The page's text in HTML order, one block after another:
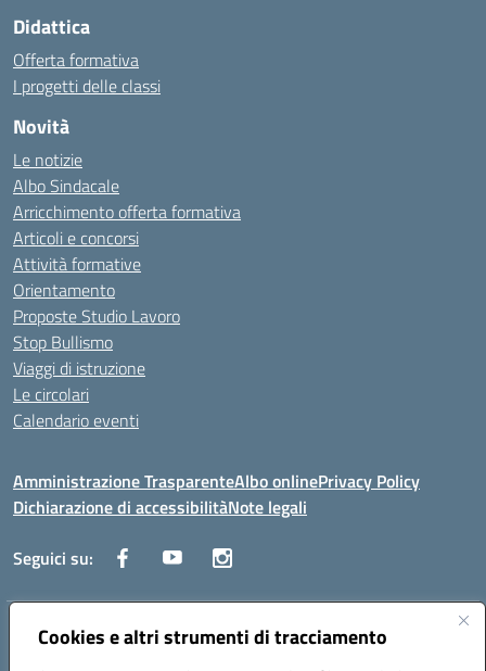
Cookies e altri strumenti di tracciamento
Didattica
Offerta formativa
I progetti delle classi
Novità
Le notizie
Albo Sindacale
Arricchimento offerta formativa
Articoli e concorsi
Attività formative
Orientamento
Proposte Studio Lavoro
Stop Bullismo
Viaggi di istruzione
Le circolari
Calendario eventi
Amministrazione TrasparenteAlbo onlinePrivacy Policy
Dichiarazione di accessibilitàNote legali
Seguici su:
Indirizzo:Corso Fornari, 1 - 70056 Molfetta